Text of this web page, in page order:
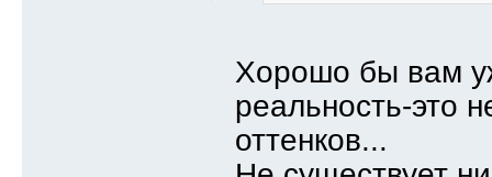
Хорошо бы вам
реальность-это
оттенков...